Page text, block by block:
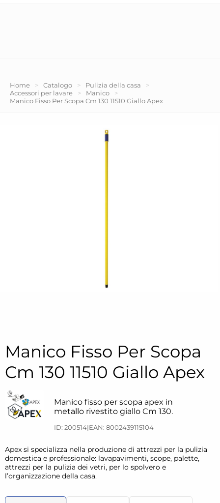
Home > Catalogo > Pulizia della casa
>
Accessori per lavare
> Manico
>
Manico Fisso Per Scopa Cm 130 11510 Giallo Apex
Manico Fisso Per Scopa
Cm 130 11510 Giallo Apex
Manico fisso per scopa apex in
metallo rivestito giallo Cm 130.
ID: 200514|EAN: 8002439115104
Apex si specializza nella produzione di attrezzi per la pulizia
domestica e professionale: lavapavimenti, scope, palette,
attrezzi per la pulizia dei vetri, per lo spolvero e
l’organizzazione della casa.